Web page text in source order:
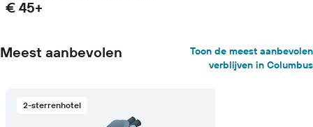
€ 45+
Meest aanbevolen
Toon de meest aanbevolen
verblijven in Columbus
2-sterrenhotel